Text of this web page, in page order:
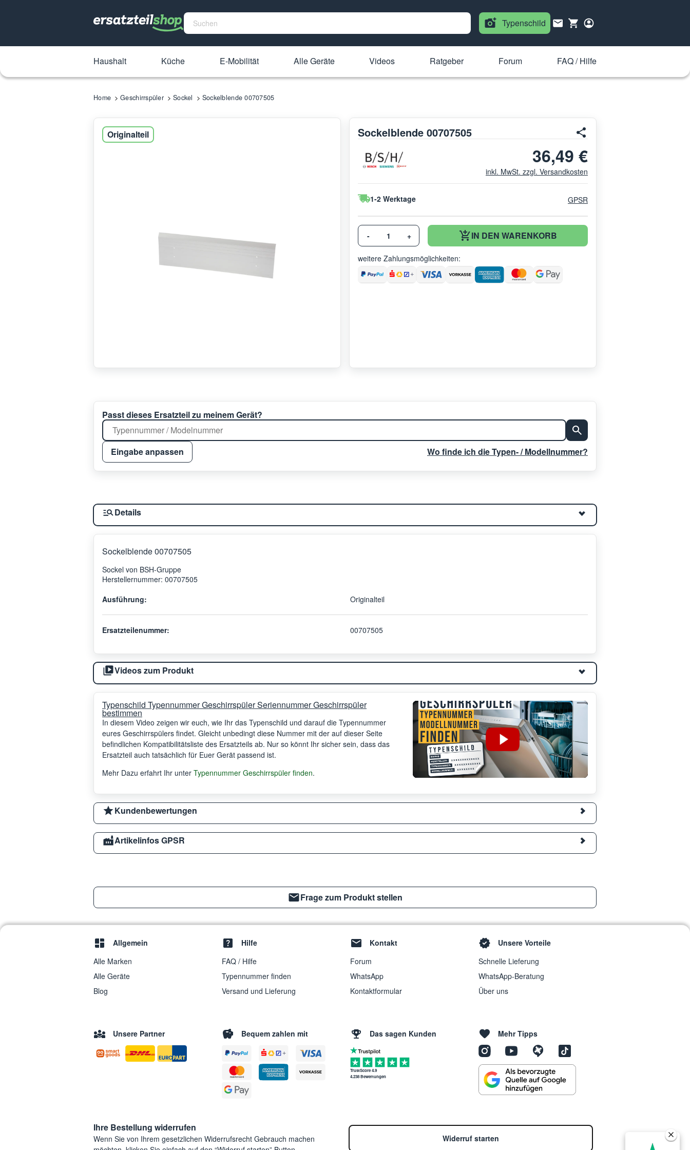
Typenschild
Haushalt Küche E-Mobilität Alle Geräte Videos Ratgeber Forum FAQ / Hilfe
Home Geschirrspüler Sockel Sockelblende 00707505
Originalteil Sockelblende 00707505
36,49 €
inkl. MwSt. zzgl. Versandkosten
1-2 Werktage GPSR
- + IN DEN WARENKORB
weitere Zahlungsmöglichkeiten:
Passt dieses Ersatzteil zu meinem Gerät?
Eingabe anpassen Wo finde ich die Typen- / Modellnummer?
Details
Sockelblende 00707505
Sockel von BSH-Gruppe
Herstellernummer: 00707505
Ausführung:
Originalteil
Ersatzteilenummer: 00707505
Videos zum Produkt
Typenschild Typennummer Geschirrspüler Seriennummer Geschirrspüler
bestimmen
In diesem Video zeigen wir euch, wie Ihr das Typenschild und darauf die Typennummer
eures Geschirrspülers findet. Gleicht unbedingt diese Nummer mit der auf dieser Seite
befindlichen Kompatibilitätsliste des Ersatzteils ab. Nur so könnt Ihr sicher sein, dass das
Ersatzteil auch tatsächlich für Euer Gerät passend ist.
Mehr Dazu erfahrt Ihr unter Typennummer Geschirrspüler finden.
Kundenbewertungen
Artikelinfos GPSR
Frage zum Produkt stellen
Allgemein
Alle Marken
Alle Geräte
Blog
Hilfe
FAQ / Hilfe
Typennummer finden
Versand und Lieferung
Kontakt
Forum
WhatsApp
Kontaktformular
Unsere Vorteile
Schnelle Lieferung
WhatsApp-Beratung
Über uns
Unsere Partner Bequem zahlen mit Das sagen Kunden
TrustScore 4.9
4.238 Bewertungen
Mehr Tipps
Ihre Bestellung widerrufen
Wenn Sie von Ihrem gesetzlichen Widerrufsrecht Gebrauch machen
Widerruf starten